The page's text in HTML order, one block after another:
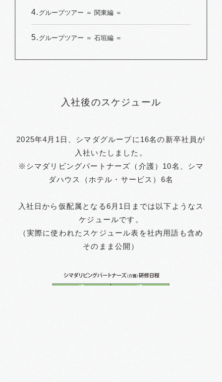
グループツアー ＝ 関東編 ＝
グループツアー ＝ 石垣編 ＝
入社後のスケジュール
2025年4月1日、シマダグループに16名の新卒社員が
入社いたしました。
※シマダリビングパートナーズ（介護）10名、シマ
ダハウス（ホテル・サービス）6名
入社日から仮配属となる6月1日までは以下ようなス
ケジュールです。
（実際に使われたスケジュール表を社内用語も含め
そのまま公開）